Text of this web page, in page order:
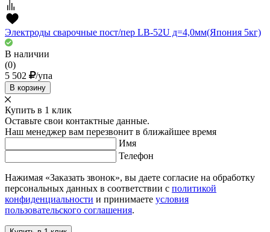
Электроды сварочные пост/пер LB-52U д=4,0мм(Япония 5кг)
В наличии
(0)
5 502
/упа
В корзину
Купить в 1 клик
Оставьте свои контактные данные.
Наш менеджер вам перезвонит в ближайшее время
Имя
Телефон
Нажимая «Заказать звонок», вы даете согласие на обработку
персональных данных в соответствии с политикой
конфиденциальности и принимаете условия
пользовательского соглашения.